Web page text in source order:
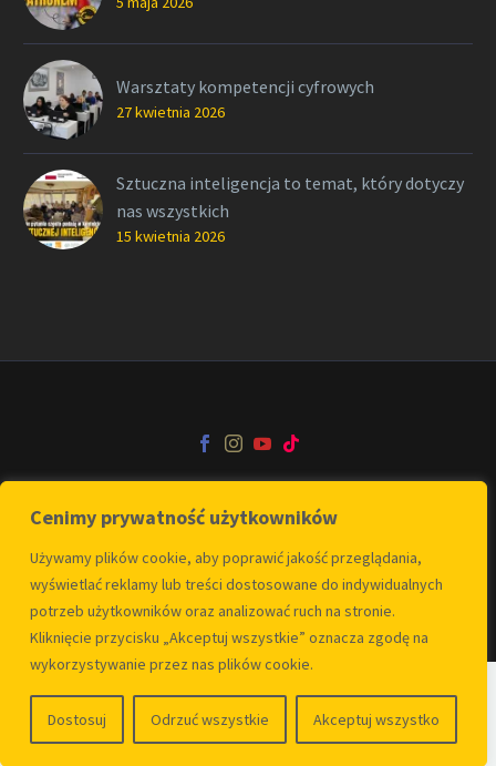
Cenimy prywatność użytkowników
Używamy plików cookie, aby poprawić jakość przeglądania,
wyświetlać reklamy lub treści dostosowane do indywidualnych
potrzeb użytkowników oraz analizować ruch na stronie.
Kliknięcie przycisku „Akceptuj wszystkie” oznacza zgodę na
wykorzystywanie przez nas plików cookie.
Dostosuj Odrzuć wszystkie Akceptuj wszystko
Warsztaty kompetencji cyfrowych
27 kwietnia 2026
Sztuczna inteligencja to temat, który dotyczy
nas wszystkich
15 kwietnia 2026
Kontakt O fundacji Polityka Prywatności
Designed bycuty.plads&more